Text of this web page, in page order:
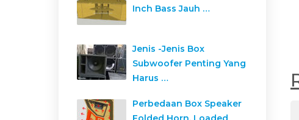
Inch Bass Jauh …
Jenis -Jenis Box
Subwoofer Penting Yang
Harus …
Perbedaan Box Speaker